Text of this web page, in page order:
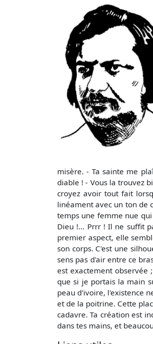
misère. - Ta sainte me
diable ! - Vous la trouvez
croyez avoir tout fait
linéament avec un ton de
temps une femme nue
Dieu !... Prrr ! Il ne suffit
premier aspect, elle
son corps. C'est une
sens pas d'air entre ce
est exactement observée
que si je portais la main
peau d'ivoire, l'existence
et de la poitrine. Cette
cadavre. Ta création est
dans tes mains, et